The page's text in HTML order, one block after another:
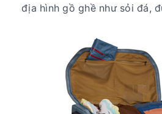
địa hình gồ ghề như sỏi đá,